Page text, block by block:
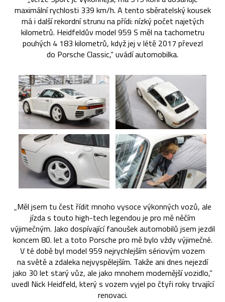
maximální rychlosti 339 km/h. A tento sběratelský kousek
má i další rekordní strunu na přídi: nízký počet najetých
kilometrů. Heidfeldův model 959 S měl na tachometru
pouhých 4 183 kilometrů, když jej v létě 2017 převezl
do Porsche Classic,“ uvádí automobilka.
„Měl jsem tu čest řídit mnoho vysoce výkonných vozů, ale
jízda s touto high-tech legendou je pro mě něčím
výjimečným. Jako dospívající fanoušek automobilů jsem jezdil
koncem 80. let a toto Porsche pro mě bylo vždy výjimečné.
V té době byl model 959 nejrychlejším sériovým vozem
na světě a zdaleka nejvyspělejším. Takže ani dnes nejezdí
jako 30 let starý vůz, ale jako mnohem modernější vozidlo,“
uvedl Nick Heidfeld, který s vozem vyjel po čtyři roky trvající
renovaci.